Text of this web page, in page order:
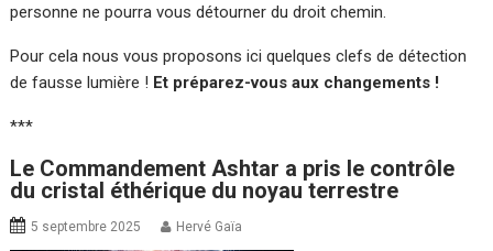
personne ne pourra vous détourner du droit chemin.
Pour cela nous vous proposons ici quelques clefs de détection
de fausse lumière ! Et préparez-vous aux changements !
***
Le Commandement Ashtar a pris le contrôle
du cristal éthérique du noyau terrestre
5 septembre 2025 Hervé Gaïa